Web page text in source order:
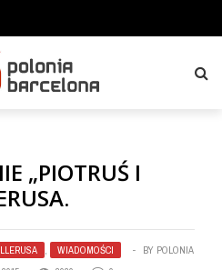
„PIOTRUŚ I
, WIADOMOŚCI BY POLONIA